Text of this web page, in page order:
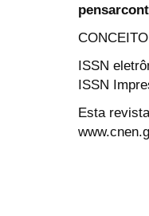
ISSN
ISSN
Esta